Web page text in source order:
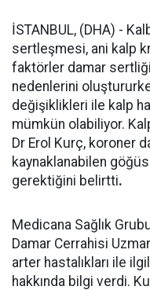
İSTANBUL, (DHA) -
sertleşmesi, ani kalp
faktörler damar
nedenlerini
değişiklikleri ile kalp
mümkün olabiliyor.
Dr Erol Kurç, koroner
kaynaklanabilen göğüs
gerektiğini belirtti.
Medicana Sağlık
Damar Cerrahisi
arter hastalıkları ile
hakkında bilgi verdi.